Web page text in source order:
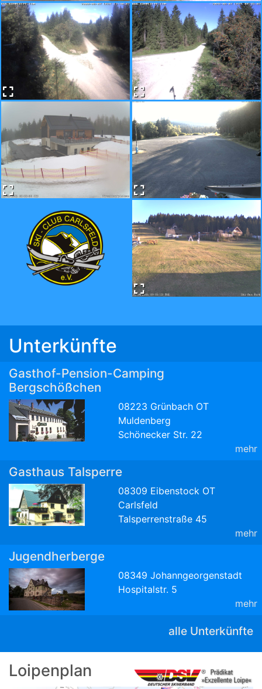
Unterkünfte
Gasthof-Pension-Camping
Bergschößchen
08223 Grünbach OT
Muldenberg
Schönecker Str. 22
mehr
Gasthaus Talsperre
08309 Eibenstock OT
Carlsfeld
Talsperrenstraße 45
mehr
Jugendherberge
08349 Johanngeorgenstadt
Hospitalstr. 5
mehr
alle Unterkünfte
Loipenplan